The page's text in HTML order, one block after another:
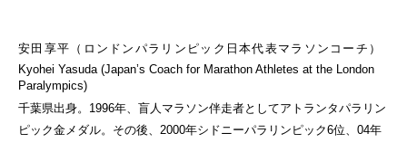
安田享平（ロンドンパラリンピック日本代表マラソンコーチ）
Kyohei Yasuda (Japan’s Coach for Marathon Athletes at the London
Paralympics)
千葉県出身。1996年、盲人マラソン伴走者としてアトランタパラリン
ピック金メダル。その後、2000年シドニーパラリンピック6位、04年